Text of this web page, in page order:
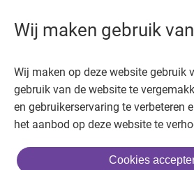
Wij maken gebruik
Wij maken op deze website gebruik
gebruik van de website te
en gebruikerservaring te verbeteren
het aanbod op deze website te
Cookies
Adviesraad
Colofon